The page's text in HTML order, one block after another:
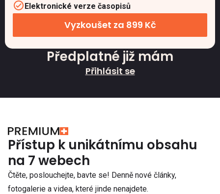
Elektronické verze časopisů
Vyzkoušet za 899 Kč
Předplatné již mám
Přihlásit se
Přístup k unikátnímu obsahu
na 7 webech
Čtěte, poslouchejte, bavte se! Denně nové články,
fotogalerie a videa, které jinde nenajdete.